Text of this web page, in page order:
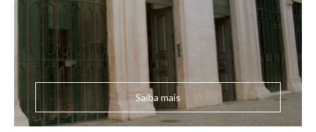
Saiba mais